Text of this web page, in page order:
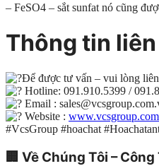
– FeSO4 – sắt sunfat nó cũng
Thông tin
Để được tư vấn – vui lòng
Hotline: 091.910.5399 /
Email :
Website :
#VcsGroup #hoachat
🏢 Về Chúng Tôi –